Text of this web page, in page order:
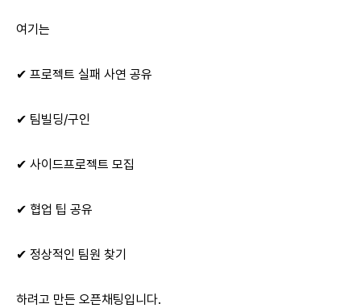
여기는
✔ 프로젝트 실패 사연 공유
✔ 팀빌딩/구인
✔ 사이드프로젝트 모집
✔ 협업 팁 공유
✔ 정상적인 팀원 찾기
하려고 만든 오픈채팅입니다.